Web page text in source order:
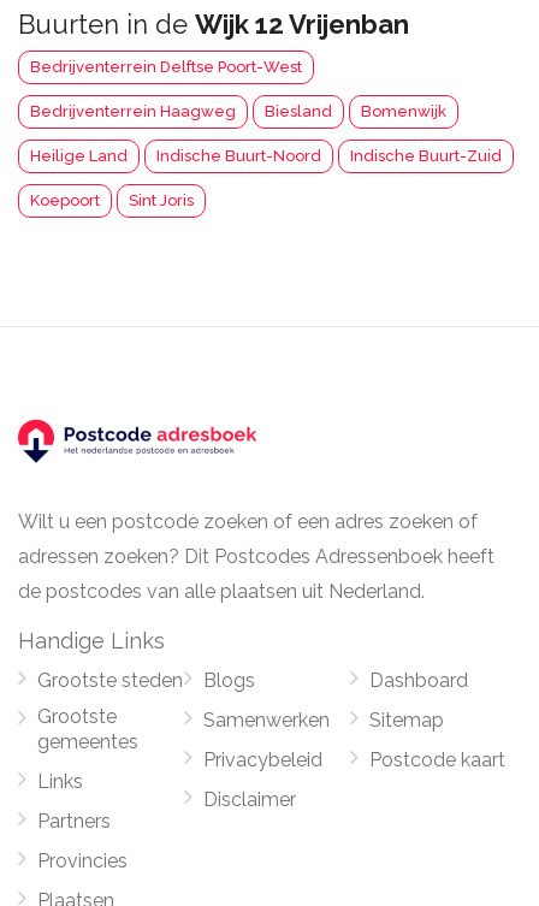
Buurten in de Wijk 12 Vrijenban
Bedrijventerrein Delftse Poort-West
Bedrijventerrein Haagweg Biesland Bomenwijk
Heilige Land Indische Buurt-Noord Indische Buurt-Zuid
Koepoort Sint Joris
Wilt u een postcode zoeken of een adres zoeken of
adressen zoeken? Dit Postcodes Adressenboek heeft
de postcodes van alle plaatsen uit Nederland.
Handige Links
Grootste steden
Grootste
gemeentes
Links
Partners
Provincies
Plaatsen
Blogs
Samenwerken
Privacybeleid
Disclaimer
Dashboard
Sitemap
Postcode kaart